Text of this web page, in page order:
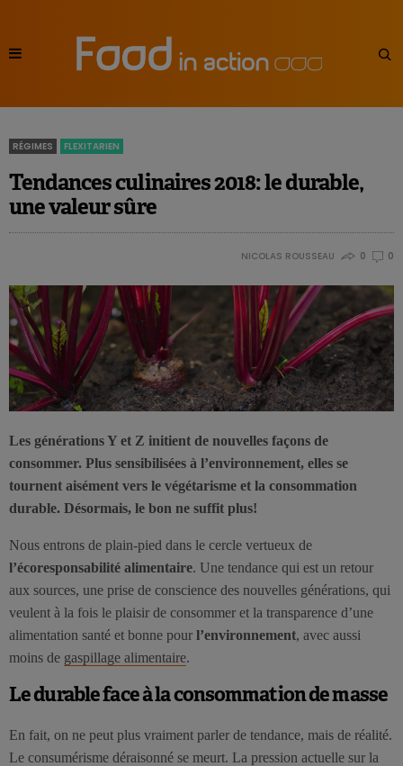
RÉGIMES FLEXITARIEN
Tendances culinaires 2018: le durable,
une valeur sûre
NICOLAS ROUSSEAU 0 0
Les générations Y et Z initient de nouvelles façons de
consommer. Plus sensibilisées à l’environnement, elles se
tournent aisément vers le végétarisme et la consommation
durable. Désormais, le bon ne suffit plus!
Nous entrons de plain-pied dans le cercle vertueux de
l’écoresponsabilité alimentaire. Une tendance qui est un retour
aux sources, une prise de conscience des nouvelles générations, qui
veulent à la fois le plaisir de consommer et la transparence d’une
alimentation santé et bonne pour l’environnement, avec aussi
moins de gaspillage alimentaire.
Le durable face à la consommation de masse
En fait, on ne peut plus vraiment parler de tendance, mais de réalité.
Le consumérisme déraisonné se meurt. La pression actuelle sur la